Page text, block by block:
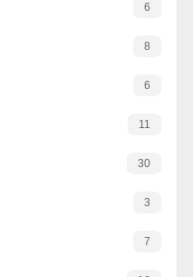
6
8
6
11
30
3
7